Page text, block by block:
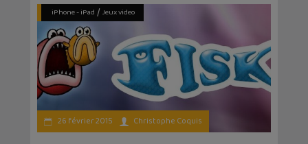
iPhone - iPad / Jeux video
26 février 2015 Christophe Coquis